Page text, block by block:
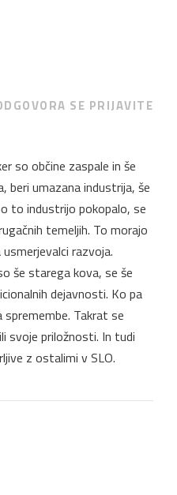
SE PRIJAVITE
so občine zaspale in še
beri umazana industrija, še
to industrijo pokopalo, se
temeljih. To morajo
razvoja.
še starega kova, se še
dejavnosti. Ko pa
Takrat se
svoje priložnosti. In tudi
z ostalimi v SLO.